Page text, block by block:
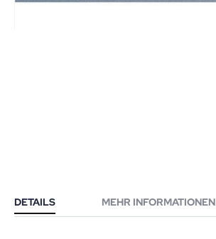
DETAILS MEHR INFORMATIONEN